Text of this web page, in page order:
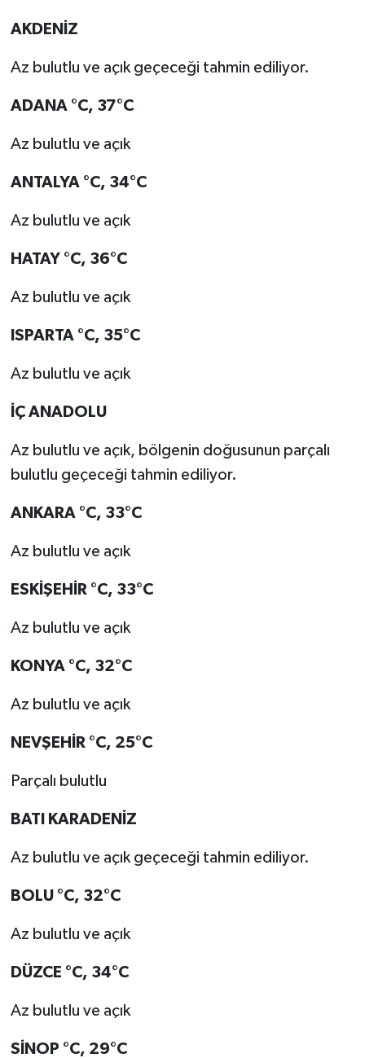
AKDENİZ
Az bulutlu ve açık geçeceği tahmin ediliyor.
ADANA °C, 37°C
Az bulutlu ve açık
ANTALYA °C, 34°C
Az bulutlu ve açık
HATAY °C, 36°C
Az bulutlu ve açık
ISPARTA °C, 35°C
Az bulutlu ve açık
İÇ ANADOLU
Az bulutlu ve açık, bölgenin doğusunun parçalı
bulutlu geçeceği tahmin ediliyor.
ANKARA °C, 33°C
Az bulutlu ve açık
ESKİŞEHİR °C, 33°C
Az bulutlu ve açık
KONYA °C, 32°C
Az bulutlu ve açık
NEVŞEHİR °C, 25°C
Parçalı bulutlu
BATI KARADENİZ
Az bulutlu ve açık geçeceği tahmin ediliyor.
BOLU °C, 32°C
Az bulutlu ve açık
DÜZCE °C, 34°C
Az bulutlu ve açık
SİNOP °C, 29°C